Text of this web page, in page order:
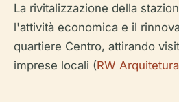
La rivitalizzazione della
l'attività economica e il
quartiere Centro, attirando
imprese locali (RW Arquitetura